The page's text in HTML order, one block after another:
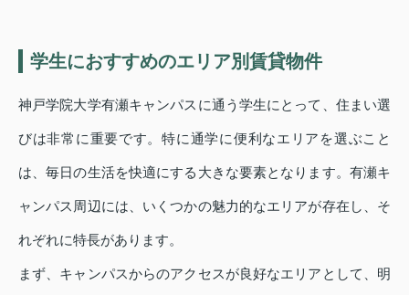
学生におすすめのエリア別賃貸物件
神戸学院大学有瀬キャンパスに通う学生にとって、住まい選
びは非常に重要です。特に通学に便利なエリアを選ぶこと
は、毎日の生活を快適にする大きな要素となります。有瀬キ
ャンパス周辺には、いくつかの魅力的なエリアが存在し、そ
れぞれに特長があります。
まず、キャンパスからのアクセスが良好なエリアとして、明